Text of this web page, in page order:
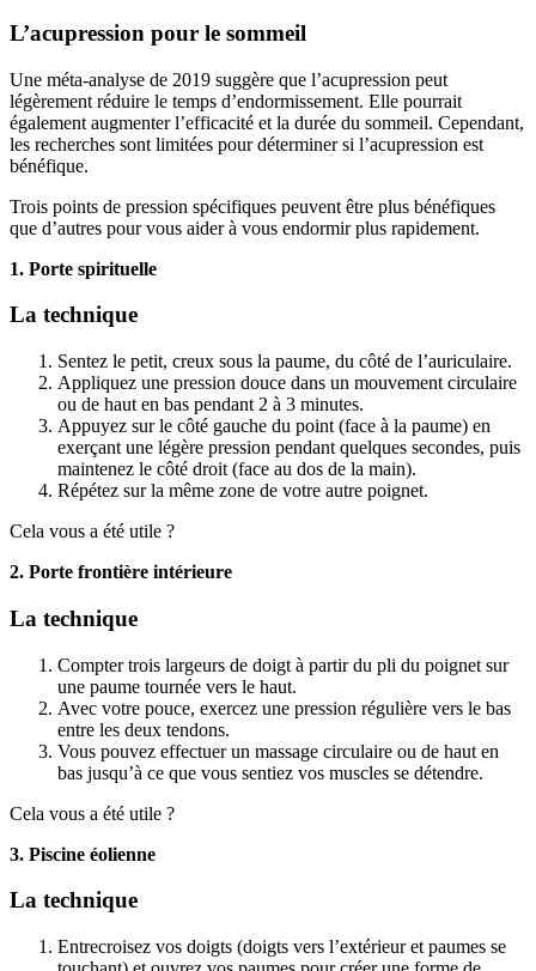
L’acupression pour le sommeil
Une méta-analyse de 2019 suggère que l’acupression peut
légèrement réduire le temps d’endormissement. Elle pourrait
également augmenter l’efficacité et la durée du sommeil. Cependant,
les recherches sont limitées pour déterminer si l’acupression est
bénéfique.
Trois points de pression spécifiques peuvent être plus bénéfiques
que d’autres pour vous aider à vous endormir plus rapidement.
1. Porte spirituelle
La technique
Sentez le petit, creux sous la paume, du côté de l’auriculaire.
Appliquez une pression douce dans un mouvement circulaire
ou de haut en bas pendant 2 à 3 minutes.
Appuyez sur le côté gauche du point (face à la paume) en
exerçant une légère pression pendant quelques secondes, puis
maintenez le côté droit (face au dos de la main).
Répétez sur la même zone de votre autre poignet.
Cela vous a été utile ?
2. Porte frontière intérieure
La technique
Compter trois largeurs de doigt à partir du pli du poignet sur
une paume tournée vers le haut.
Avec votre pouce, exercez une pression régulière vers le bas
entre les deux tendons.
Vous pouvez effectuer un massage circulaire ou de haut en
bas jusqu’à ce que vous sentiez vos muscles se détendre.
Cela vous a été utile ?
3. Piscine éolienne
La technique
Entrecroisez vos doigts (doigts vers l’extérieur et paumes se